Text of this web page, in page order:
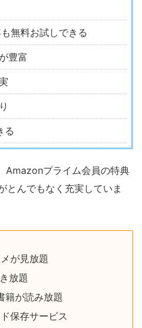
無料お試しできる
豊富
る
Amazonプライム会員の特典
とんでもなく充実していま
が見放題
放題
籍が読み放題
保存サービス